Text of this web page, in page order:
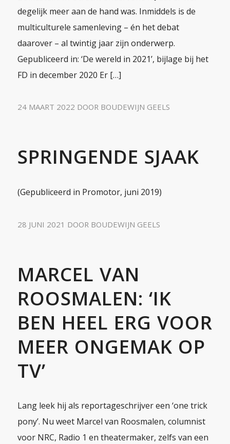
degelijk meer aan de hand was. Inmiddels is de
multiculturele samenleving – én het debat
daarover – al twintig jaar zijn onderwerp.
Gepubliceerd in: ‘De wereld in 2021’, bijlage bij het
FD in december 2020 Er […]
24 MAART 2022 DOOR BOUDEWIJN GEELS
SPRINGENDE SJAAK
(Gepubliceerd in Promotor, juni 2019)
28 JUNI 2021 DOOR BOUDEWIJN GEELS
MARCEL VAN
ROOSMALEN: ‘IK
BEN HEEL ERG VOOR
MEER ONGEMAK OP
TV’
Lang leek hij als reportageschrijver een ‘one trick
pony’. Nu weet Marcel van Roosmalen, columnist
voor NRC, Radio 1 en theatermaker, zelfs van een